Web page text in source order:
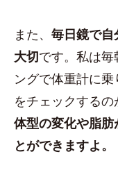
また、 毎日鏡で自
大切です。私は毎
ングで体重計に
をチェックする
体型の変化や脂
とができますよ。